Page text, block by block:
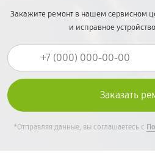
Закажите ремонт в нашем сервисном
и исправное
*Отправляя данные, вы соглашаетесь с